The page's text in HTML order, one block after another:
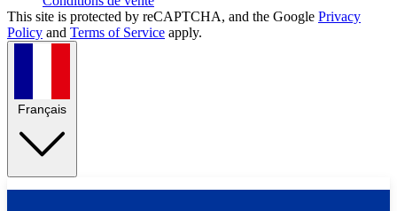
This site is protected by reCAPTCHA, and the Google Privacy
Policy and Terms of Service apply.
Français